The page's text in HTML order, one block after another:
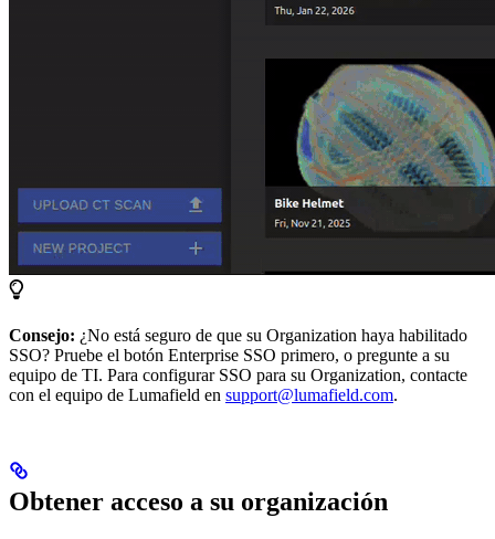
Consejo: ¿No está seguro de que su Organization haya habilitado
SSO? Pruebe el botón Enterprise SSO primero, o pregunte a su
equipo de TI. Para configurar SSO para su Organization, contacte
con el equipo de Lumafield en support@lumafield.com.
Obtener acceso a su organización